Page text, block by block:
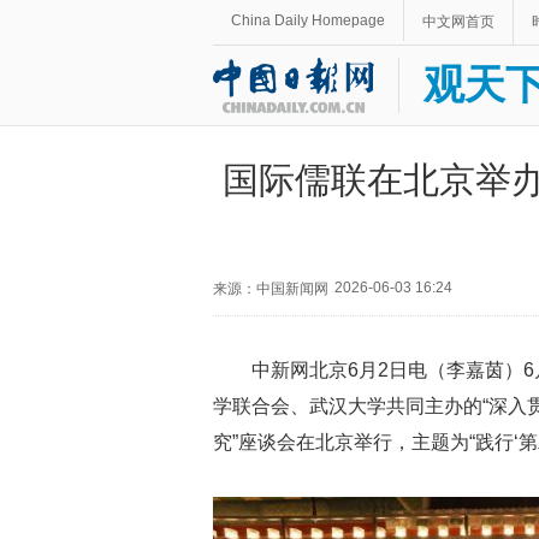
China Daily Homepage 中文网首页
观天
国际儒联在北京举
来源：中国新闻网 2026-06-03 16:24
中新网北京6月2日电（李嘉茵）
学联合会、武汉大学共同主办的“深入
究”座谈会在北京举行，主题为“践行‘